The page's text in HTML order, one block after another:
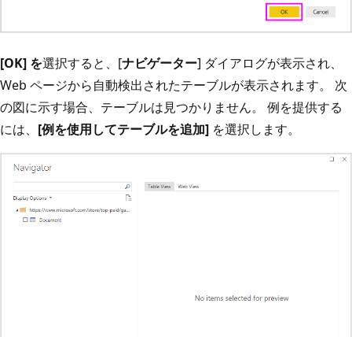
[OK] を選択すると、[ナビゲーター] ダイアログが表示され、
Web ページから自動検出されたテーブルが表示されます。 次
の図に示す場合、テーブルは見つかりません。 例を提供する
には、 [例を使用してテーブルを追加] を選択します。